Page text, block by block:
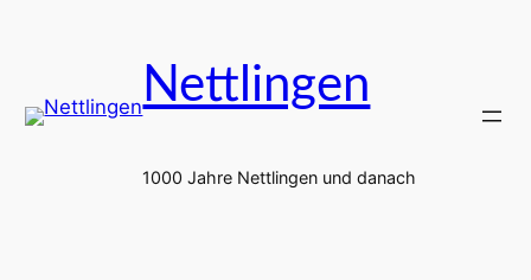
Nettlingen
1000 Jahre Nettlingen und danach